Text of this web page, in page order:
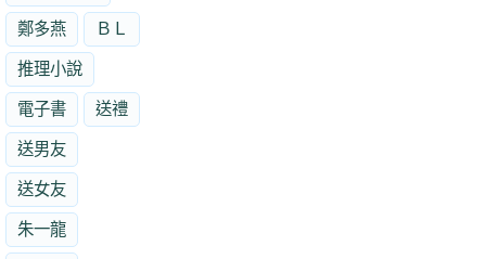
鄭多燕 ＢＬ
推理小說
電子書 送禮
送男友
送女友
朱一龍